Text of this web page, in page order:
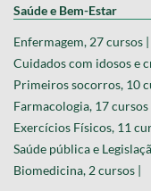
Saúde e Bem-Estar
Enfermagem, 27 cursos |
Cuidados com idosos e
Primeiros socorros, 10
Farmacologia, 17 cursos
Exercícios Físicos, 11
Saúde pública e
Biomedicina, 2 cursos |